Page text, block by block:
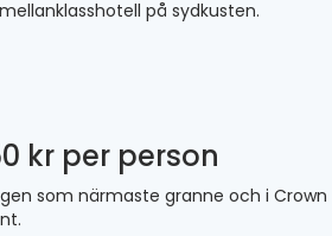
på sydkusten.
kr per person
som närmaste granne och i Crown